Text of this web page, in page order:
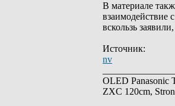
В материале
взаимодействие
вскользь
Источник:
nv
OLED Panasonic
ZXC 120cm,